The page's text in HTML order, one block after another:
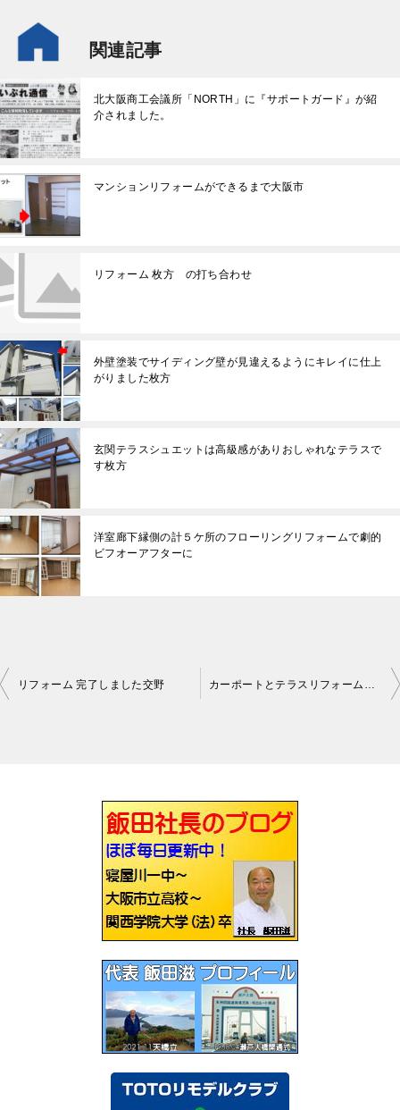
関連記事
北大阪商工会議所「NORTH」に『サポートガード』が紹
介されました。
マンションリフォームができるまで大阪市
リフォーム 枚方 の打ち合わせ
外壁塗装でサイディング壁が見違えるようにキレイに仕上
がりました枚方
玄関テラスシュエットは高級感がありおしゃれなテラスで
す枚方
洋室廊下縁側の計５ケ所のフローリングリフォームで劇的
ビフオーアフターに
ゲ
ー
シ
ョ
ン
リフォーム 完了しました交野 カーポートとテラスリフォームでしたエクステリア寝屋川